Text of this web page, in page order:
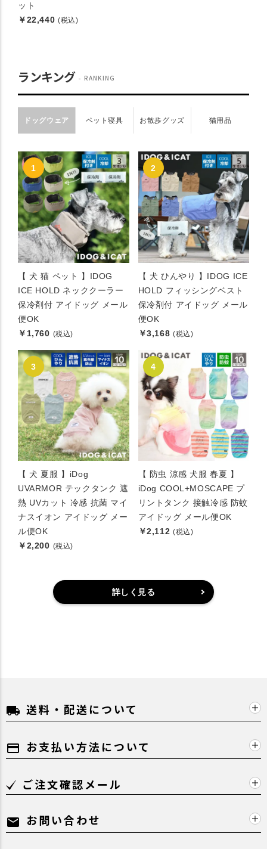
ット
￥22,440 (税込)
ランキング RANKING
ドッグウェア ペット寝具 お散歩グッズ 猫用品
【 犬 猫 ペット 】IDOG
ICE HOLD ネッククーラー
保冷剤付 アイドッグ メール
便OK
￥1,760 (税込)
【 犬 ひんやり 】IDOG ICE
HOLD フィッシングベスト
保冷剤付 アイドッグ メール
便OK
￥3,168 (税込)
【 犬 夏服 】iDog
UVARMOR テックタンク 遮
熱 UVカット 冷感 抗菌 マイ
ナスイオン アイドッグ メー
ル便OK
￥2,200 (税込)
【 防虫 涼感 犬服 春夏 】
iDog COOL+MOSCAPE プ
リントタンク 接触冷感 防蚊
アイドッグ メール便OK
￥2,112 (税込)
詳しく見る
local_shipping 送料・配送について
payment お支払い方法について
ご注文確認メール
mail お問い合わせ